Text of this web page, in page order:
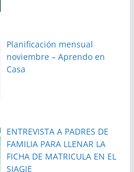
Planificación mensual
noviembre – Aprendo en
Casa
ENTREVISTA A PADRES DE
FAMILIA PARA LLENAR LA
FICHA DE MATRICULA EN EL
SIAGIE